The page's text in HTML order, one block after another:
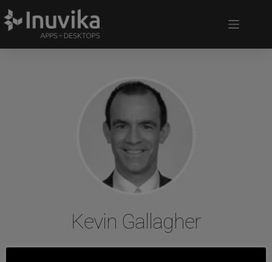
Kevin Gallagher